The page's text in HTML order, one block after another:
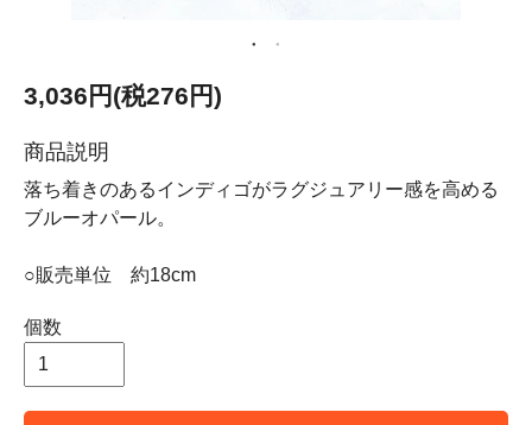
3,036円(税276円)
商品説明
落ち着きのあるインディゴがラグジュアリー感を高める
ブルーオパール。
○販売単位 約18cm
個数